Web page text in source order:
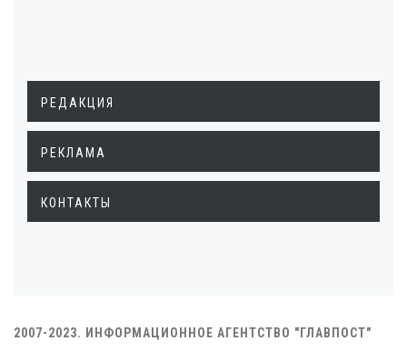
РЕДАКЦИЯ
РЕКЛАМА
КОНТАКТЫ
2007-2023. ИНФОРМАЦИОННОЕ АГЕНТСТВО "ГЛАВПОСТ"